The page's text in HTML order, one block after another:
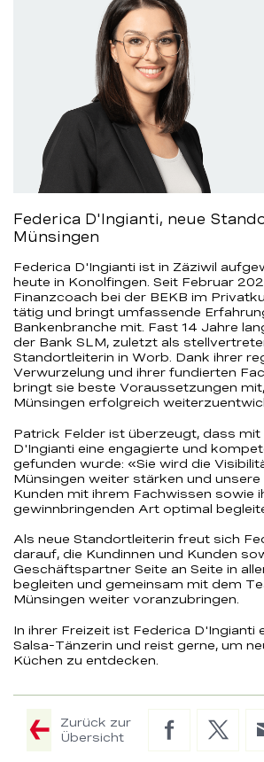
Federica D'Ingianti, neue
Münsingen
Federica D'Ingianti ist in Zäziwil
heute in Konolfingen. Seit Februar
Finanzcoach bei der BEKB im
tätig und bringt umfassende
Bankenbranche mit. Fast 14 Jahre
der Bank SLM, zuletzt als
Standortleiterin in Worb. Dank ihrer
Verwurzelung und ihrer fundierten
bringt sie beste Voraussetzungen
Münsingen erfolgreich
Patrick Felder ist überzeugt, dass mit
D'Ingianti eine engagierte und
gefunden wurde: «Sie wird die
Münsingen weiter stärken und unsere
Kunden mit ihrem Fachwissen sowie
gewinnbringenden Art optimal
Als neue Standortleiterin freut sich
darauf, die Kundinnen und Kunden
Geschäftspartner Seite an Seite in
begleiten und gemeinsam mit dem
Münsingen weiter voranzubringen.
In ihrer Freizeit ist Federica D'Ingianti
Salsa-Tänzerin und reist gerne, um
Küchen zu entdecken.
Zurück zur
Übersicht
Facebook